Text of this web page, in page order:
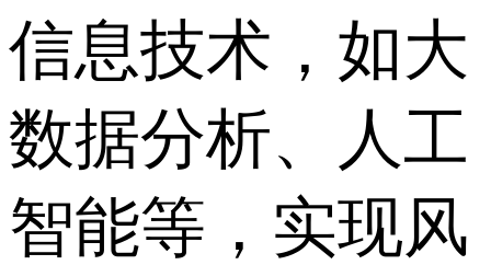
信息技术，如大
数据分析、人工
智能等，实现风